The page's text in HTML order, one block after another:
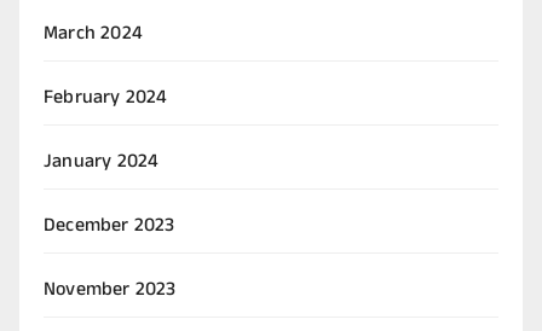
March 2024
February 2024
January 2024
December 2023
November 2023